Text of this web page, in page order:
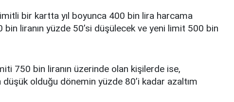
bir kartta yıl boyunca 400 bin lira harcama
bin liranın yüzde 50’si düşülecek ve yeni limit 500 bin
750 bin liranın üzerinde olan kişilerde ise,
düşük olduğu dönemin yüzde 80’i kadar azaltım